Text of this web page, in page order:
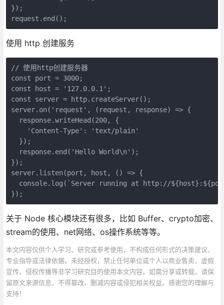
});
request.end();
使用 http 创建服务
// 使用http创建服务器
const port = 3000;
const host = '127.0.0.1';
const server = http.createServer();
server.on('request', (request, response) => {
  response.writeHead(200, {
    'Content-Type': 'text/plain'
  });
  response.end('Hello World\n');
});
server.listen(port, host, () => {
console.log(`Server running at http://
});
关于 Node 核心模块还有很多，比如 Buffer、crypto加密、
stream的使用、net网络、os操作系统等等。
本文内容仅供个人学习、研究或参考使用，不构成任何形式的决策建议、
专业指导或法律依据。未经授权，禁止任何单位或个人以商业售卖、虚假
宣传、侵权传播等非学习研究目的使用本文内容。如需分享或转载，请保
留原文来源信息，不得篡改、删减内容或侵犯相关权益。感谢您的理解与
支持！